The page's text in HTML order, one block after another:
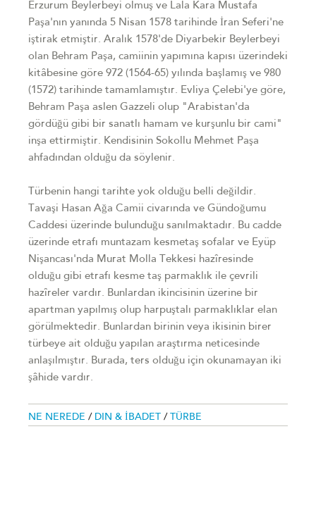
Erzurum Beylerbeyi olmuş ve Lala Kara Mustafa
Paşa'nın yanında 5 Nisan 1578 tarihinde İran Seferi'ne
iştirak etmiştir. Aralık 1578'de Diyarbekir Beylerbeyi
olan Behram Paşa, camiinin yapımına kapısı üzerindeki
kitâbesine göre 972 (1564-65) yılında başlamış ve 980
(1572) tarihinde tamamlamıştır. Evliya Çelebi'ye göre,
Behram Paşa aslen Gazzeli olup "Arabistan'da
gördüğü gibi bir sanatlı hamam ve kurşunlu bir cami"
inşa ettirmiştir. Kendisinin Sokollu Mehmet Paşa
ahfadından olduğu da söylenir.
Türbenin hangi tarihte yok olduğu belli değildir.
Tavaşi Hasan Ağa Camii civarında ve Gündoğumu
Caddesi üzerinde bulunduğu sanılmaktadır. Bu cadde
üzerinde etrafı muntazam kesmetaş sofalar ve Eyüp
Nişancası'nda Murat Molla Tekkesi hazîresinde
olduğu gibi etrafı kesme taş parmaklık ile çevrili
hazîreler vardır. Bunlardan ikincisinin üzerine bir
apartman yapılmış olup harpuştalı parmaklıklar elan
görülmektedir. Bunlardan birinin veya ikisinin birer
türbeye ait olduğu yapılan araştırma neticesinde
anlaşılmıştır. Burada, ters olduğu için okunamayan iki
şâhide vardır.
NE NEREDE / DIN & İBADET / TÜRBE